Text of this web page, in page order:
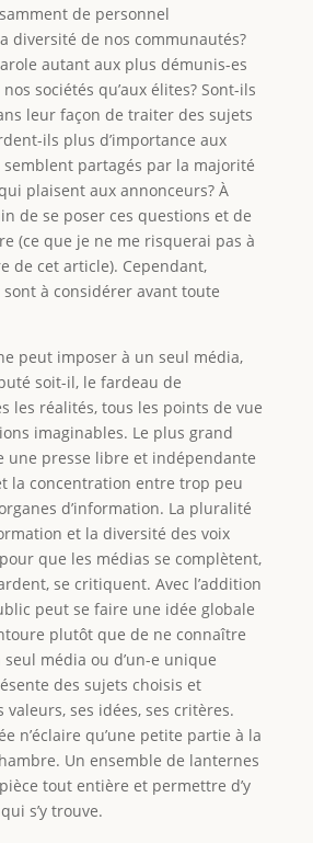
de personnel
diversité de nos communautés?
autant aux plus démunis-es
sociétés qu’aux élites? Sont-ils
leur façon de traiter des sujets
ils plus d’importance aux
partagés par la majorité
plaisent aux annonceurs? À
de se poser ces questions et de
(ce que je ne me risquerai pas à
de cet article). Cependant,
à considérer avant toute
peut imposer à un seul média,
soit-il, le fardeau de
les réalités, tous les points de vue
imaginables. Le plus grand
une presse libre et indépendante
la concentration entre trop peu
d’information. La pluralité
et la diversité des voix
que les médias se complètent,
se critiquent. Avec l’addition
peut se faire une idée globale
plutôt que de ne connaître
seul média ou d’un-e unique
des sujets choisis et
valeurs, ses idées, ses critères.
n’éclaire qu’une petite partie à la
Un ensemble de lanternes
tout entière et permettre d’y
s’y trouve.